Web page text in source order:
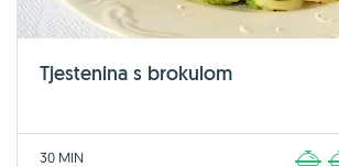
Tjestenina s brokulom
30 MIN